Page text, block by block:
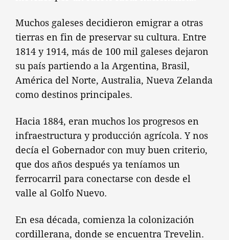
Muchos galeses decidieron emigrar a otras
tierras en fin de preservar su cultura. Entre
1814 y 1914, más de 100 mil galeses dejaron
su país partiendo a la Argentina, Brasil,
América del Norte, Australia, Nueva Zelanda
como destinos principales.
Hacia 1884, eran muchos los progresos en
infraestructura y producción agrícola. Y nos
decía el Gobernador con muy buen criterio,
que dos años después ya teníamos un
ferrocarril para conectarse con desde el
valle al Golfo Nuevo.
En esa década, comienza la colonización
cordillerana, donde se encuentra Trevelin.